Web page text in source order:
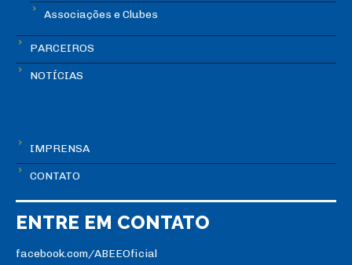
Associações e Clubes
PARCEIROS
NOTÍCIAS
IMPRENSA
CONTATO
ENTRE EM CONTATO
facebook.com/ABEEOficial